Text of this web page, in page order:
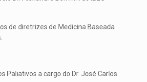
de diretrizes de Medicina Baseada
Paliativos a cargo do Dr. José Carlos